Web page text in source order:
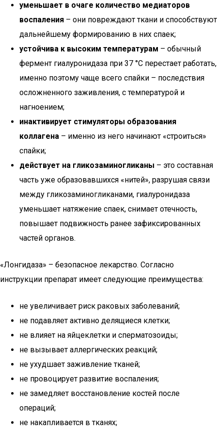
уменьшает в очаге количество медиаторов
воспаления – они повреждают ткани и способствуют
дальнейшему формированию в них спаек;
устойчива к высоким температурам – обычный
фермент гиалуронидаза при 37 °С перестает работать,
именно поэтому чаще всего спайки – последствия
осложненного заживления, с температурой и
нагноением;
инактивирует стимуляторы образования
коллагена – именно из него начинают «строиться»
спайки;
действует на гликозаминогликаны – это составная
часть уже образовавшихся «нитей», разрушая связи
между гликозаминогликанами, гиалуронидаза
уменьшает натяжение спаек, снимает отечность,
повышает подвижность ранее зафиксированных
частей органов.
«Лонгидаза» – безопасное лекарство. Согласно
инструкции препарат имеет следующие преимущества:
не увеличивает риск раковых заболеваний;
не подавляет активно делящиеся клетки;
не влияет на яйцеклетки и сперматозоиды;
не вызывает аллергических реакций;
не ухудшает заживление тканей;
не провоцирует развитие воспаления;
не замедляет восстановление костей после
операций;
не накапливается в тканях;